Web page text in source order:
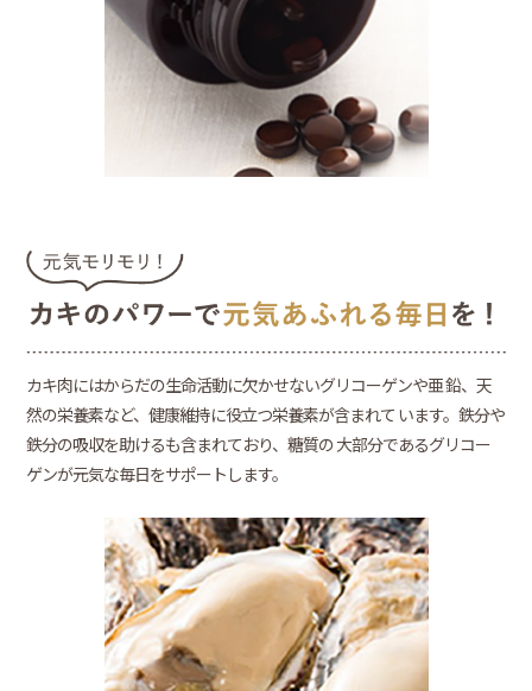
カキ肉にはからだの生命活動に欠かせないグリコーゲンや亜 鉛、天
然の栄養素など、健康維持に役立つ栄養素が含まれて います。鉄分や
鉄分の吸収を助けるも含まれており、糖質の 大部分であるグリコー
ゲンが元気な毎日をサポートします。